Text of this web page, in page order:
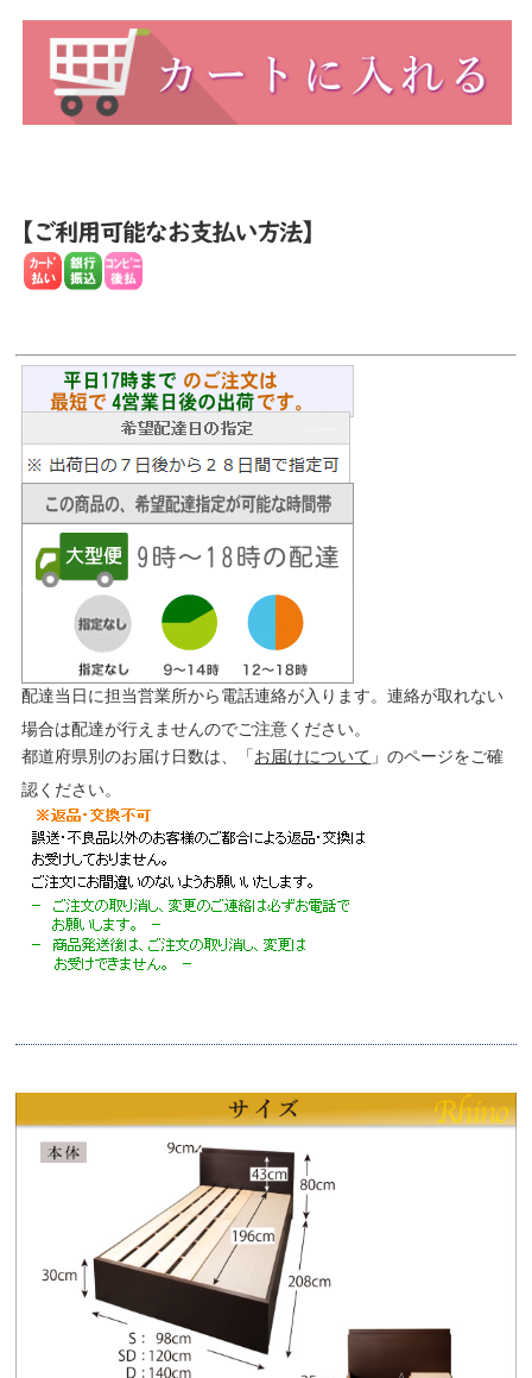
配達当日に担当営業所から電話連絡が入ります。連絡が取れない
場合は配達が行えませんのでご注意ください。
都道府県別のお届け日数は、「お届けについて 」のページをご確
認ください。